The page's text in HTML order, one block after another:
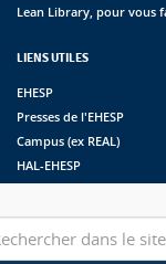
Lean Library, pour vous
LIENS UTILES
EHESP
Presses de l'EHESP
Campus (ex REAL)
HAL-EHESP
Suivez les